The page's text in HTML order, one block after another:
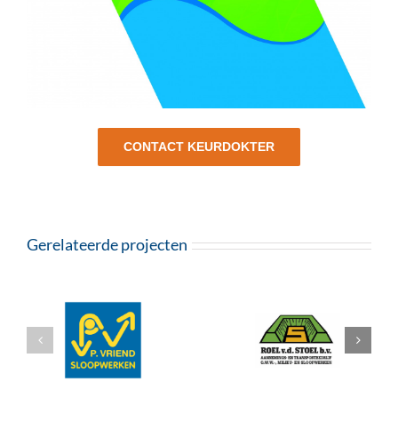
CONTACT KEURDOKTER
Gerelateerde projecten
Roel v.d. Stoel BV Hefra BV